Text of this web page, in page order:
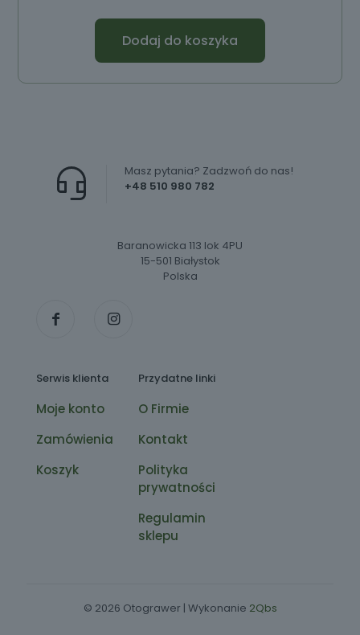
Dodaj do koszyka
+48 510 980 782
Masz pytania? Zadzwoń do nas!
Baranowicka 113 lok 4PU
15-501 Białystok
Polska
Serwis klienta
Moje konto
Zamówienia
Koszyk
Przydatne linki
O Firmie
Kontakt
Polityka
prywatności
Regulamin
sklepu
© 2026 Otograwer | Wykonanie 2Qbs